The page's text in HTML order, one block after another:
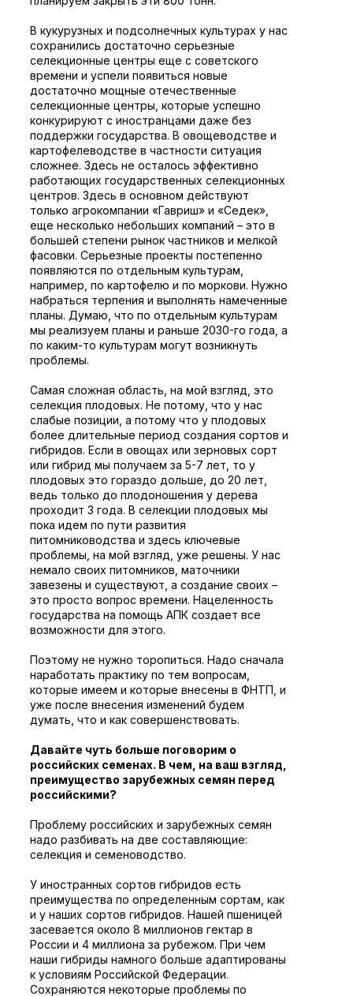
В кукурузных и подсолнечных культурах у нас
сохранились достаточно серьезные
селекционные центры еще с советского
времени и успели появиться новые
достаточно мощные отечественные
селекционные центры, которые успешно
конкурируют с иностранцами даже без
поддержки государства. В овощеводстве и
картофелеводстве в частности ситуация
сложнее. Здесь не осталось эффективно
работающих государственных селекционных
центров. Здесь в основном действуют
только агрокомпании «Гавриш» и «Седек»,
еще несколько небольших компаний – это в
большей степени рынок частников и мелкой
фасовки. Серьезные проекты постепенно
появляются по отдельным культурам,
например, по картофелю и по моркови. Нужно
набраться терпения и выполнять намеченные
планы. Думаю, что по отдельным культурам
мы реализуем планы и раньше 2030-го года, а
по каким-то культурам могут возникнуть
проблемы.
Самая сложная область, на мой взгляд, это
селекция плодовых. Не потому, что у нас
слабые позиции, а потому что у плодовых
более длительные период создания сортов и
гибридов. Если в овощах или зерновых сорт
или гибрид мы получаем за 5-7 лет, то у
плодовых это гораздо дольше, до 20 лет,
ведь только до плодоношения у дерева
проходит 3 года. В селекции плодовых мы
пока идем по пути развития
питомниководства и здесь ключевые
проблемы, на мой взгляд, уже решены. У нас
немало своих питомников, маточники
завезены и существуют, а создание своих –
это просто вопрос времени. Нацеленность
государства на помощь АПК создает все
возможности для этого.
Поэтому не нужно торопиться. Надо сначала
наработать практику по тем вопросам,
которые имеем и которые внесены в ФНТП, и
уже после внесения изменений будем
думать, что и как совершенствовать.
Давайте чуть больше поговорим о
российских семенах. В чем, на ваш взгляд,
преимущество зарубежных семян перед
российскими?
Проблему российских и зарубежных семян
надо разбивать на две составляющие:
селекция и семеноводство.
У иностранных сортов гибридов есть
преимущества по определенным сортам, как
и у наших сортов гибридов. Нашей пшеницей
засевается около 8 миллионов гектар в
России и 4 миллиона за рубежом. При чем
наши гибриды намного больше адаптированы
к условиям Российской Федерации.
Сохраняются некоторые проблемы по